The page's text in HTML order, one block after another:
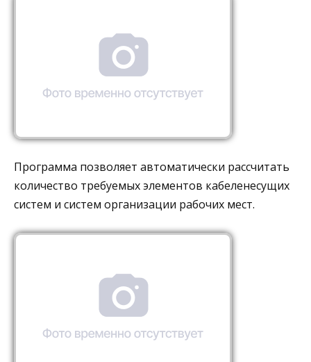
Программа позволяет автоматически рассчитать
количество требуемых элементов кабеленесущих
систем и систем организации рабочих мест.